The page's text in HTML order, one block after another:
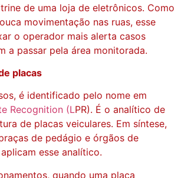
de uma loja de eletrônicos. Como
movimentação nas ruas, esse
o operador mais alerta casos
a passar pela área monitorada.
placas
é identificado pelo nome em
Recognition (LPR). É o analítico de
de placas veiculares. Em síntese,
de pedágio e órgãos de
esse analítico.
quando uma placa